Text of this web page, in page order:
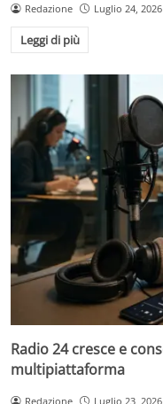
Redazione Luglio 24, 2026
Leggi di più
Radio 24 cresce e
multipiattaforma
Redazione Luglio 23, 2026